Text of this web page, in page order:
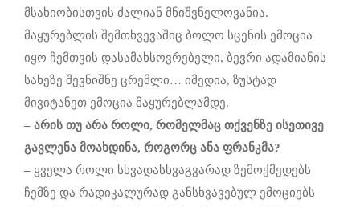
მსახიობისთვის ძალიან მნიშვნელოვანია.
მაყურებლის შემთხვევაშიც ბოლო სცენის ემოცია
იყო ჩემთვის დასამახსოვრებელი, ბევრი ადამიანის
სახეზე შევნიშნე ცრემლი… იმედია, ზუსტად
მივიტანეთ ემოცია მაყურებლამდე.
– არის თუ არა როლი, რომელმაც თქვენზე ისეთივე
გავლენა მოახდინა, როგორც ანა ფრანკმა?
– ყველა როლი სხვადასხვაგვარად ზემოქმედებს
ჩემზე და რადიკალურად განსხვავებულ ემოციებს